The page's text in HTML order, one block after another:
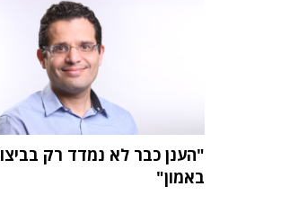
"הענן כבר לא נמדד רק
באמון"